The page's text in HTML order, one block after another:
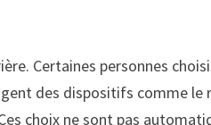
Certaines personnes
des dispositifs comme
choix ne sont pas